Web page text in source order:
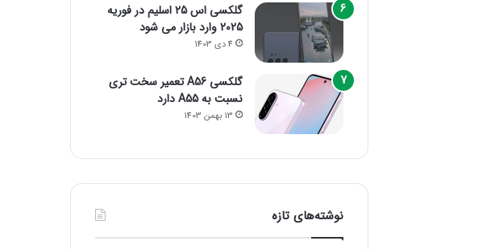
گلکسی اس 25 اسلیم در فوریه
2025 وارد بازار می شود
4 دی 1403
گلکسی A56 تعمیر سخت تری
نسبت به A55 دارد
13 بهمن 1403
نوشته‌های تازه